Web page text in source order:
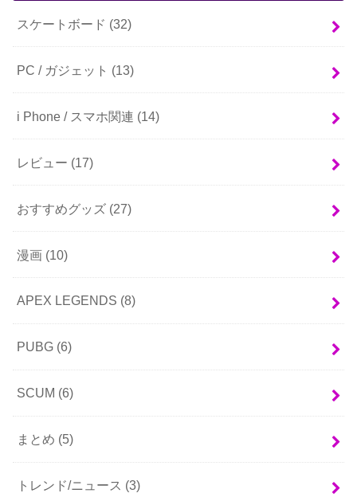
スケートボード (32)
PC / ガジェット (13)
i Phone / スマホ関連 (14)
レビュー (17)
おすすめグッズ (27)
漫画 (10)
APEX LEGENDS (8)
PUBG (6)
SCUM (6)
まとめ (5)
トレンド/ニュース (3)